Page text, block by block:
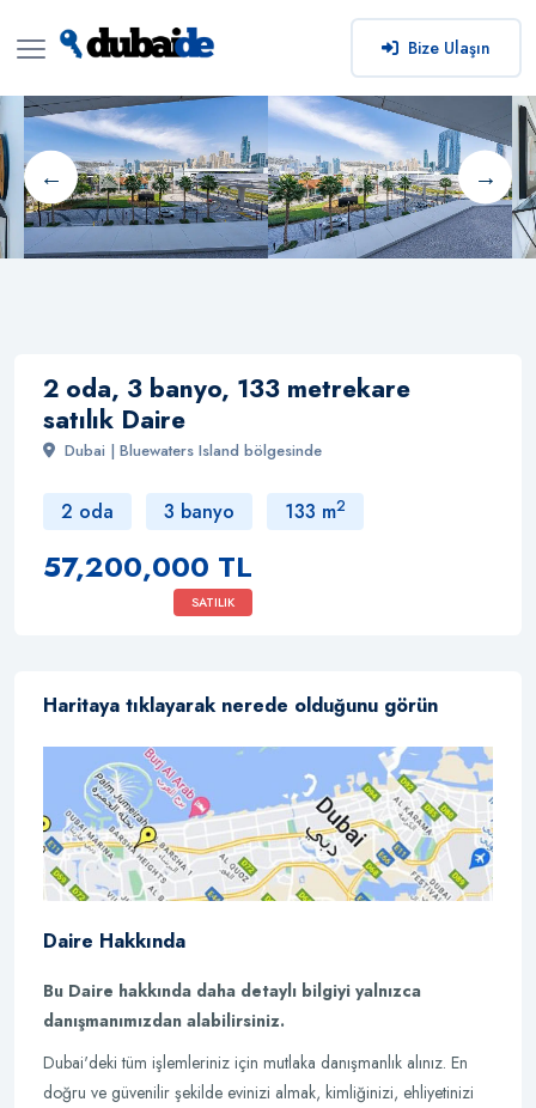
Bize Ulaşın
2 oda, 3 banyo, 133 metrekare
satılık Daire
Dubai | Bluewaters Island bölgesinde
2 oda 3 banyo 133 m2
57,200,000 TL
SATILIK
Haritaya tıklayarak nerede olduğunu görün
Daire Hakkında
Bu Daire hakkında daha detaylı bilgiyi yalnızca
danışmanımızdan alabilirsiniz.
Dubai'deki tüm işlemleriniz için mutlaka danışmanlık alınız. En
doğru ve güvenilir şekilde evinizi almak, kimliğinizi, ehliyetinizi